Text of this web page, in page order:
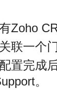
Zoho
联一个
置完成
。